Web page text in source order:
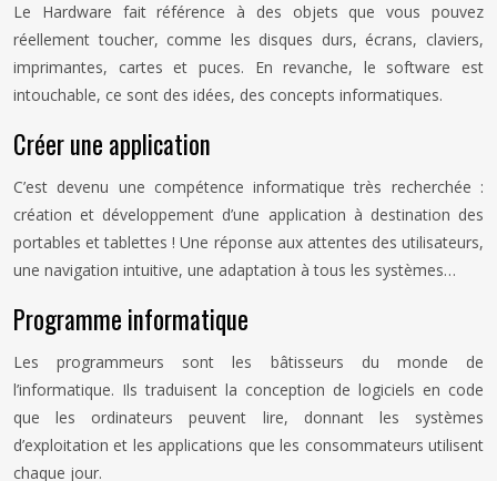
Le Hardware fait référence à des objets que vous pouvez
réellement toucher, comme les disques durs, écrans, claviers,
imprimantes, cartes et puces. En revanche, le software est
intouchable, ce sont des idées, des concepts informatiques.
Créer une application
C’est devenu une compétence informatique très recherchée :
création et développement d’une application à destination des
portables et tablettes ! Une réponse aux attentes des utilisateurs,
une navigation intuitive, une adaptation à tous les systèmes…
Programme informatique
Les programmeurs sont les bâtisseurs du monde de
l’informatique. Ils traduisent la conception de logiciels en code
que les ordinateurs peuvent lire, donnant les systèmes
d’exploitation et les applications que les consommateurs utilisent
chaque jour.